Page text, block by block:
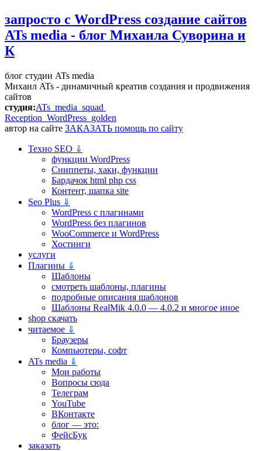
запросто с WordPress создание сайтов
ATs media - блог Михаила Суворина и
К
блог студии ATs media
Михаил ATs - динамичный креатив создания и продвижения
сайтов
студия:ATs media squad
Reception WordPress golden
автор на сайте ЗАКАЗАТЬ помощь по сайту
Техно SEO ⇓
функции WordPress
Сниппеты, хаки, функции
Бардачок html php css
Контент, шапка site
Seo Plus ⇓
WordPress c плагинами
WordPress без плагинов
WooCommerce и WordPress
Хостинги
услуги
Плагины ⇓
Шаблоны
смотреть шаблоны, плагины
подробные описания шаблонов
Шаблоны RealMik 4.0.0 — 4.0.2 и многое иное
shop скачать
читаемое ⇓
Браузеры
Компьютеры, софт
ATs media ⇓
Мои работы
Вопросы сюда
Телеграм
YouTube
ВКонтакте
блог — это:
ФейсБук
заказать